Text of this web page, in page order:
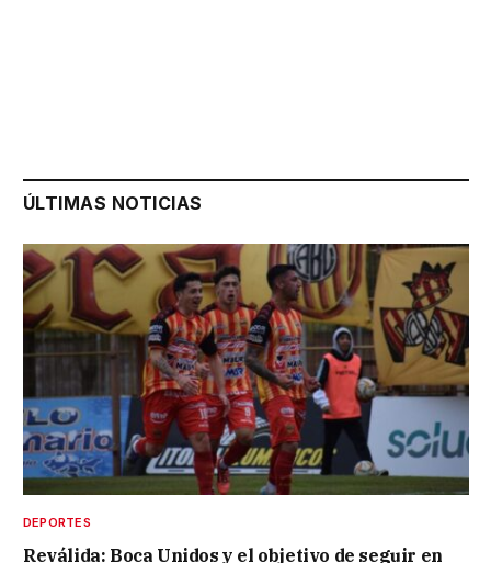
ÚLTIMAS NOTICIAS
DEPORTES
Reválida: Boca Unidos y el objetivo de seguir en